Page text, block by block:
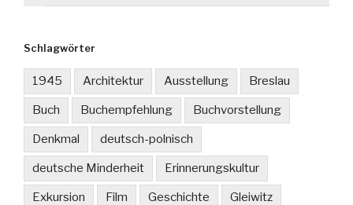
Schlagwörter
1945 Architektur Ausstellung Breslau
Buch Buchempfehlung Buchvorstellung
Denkmal deutsch-polnisch
deutsche Minderheit Erinnerungskultur
Exkursion Film Geschichte Gleiwitz